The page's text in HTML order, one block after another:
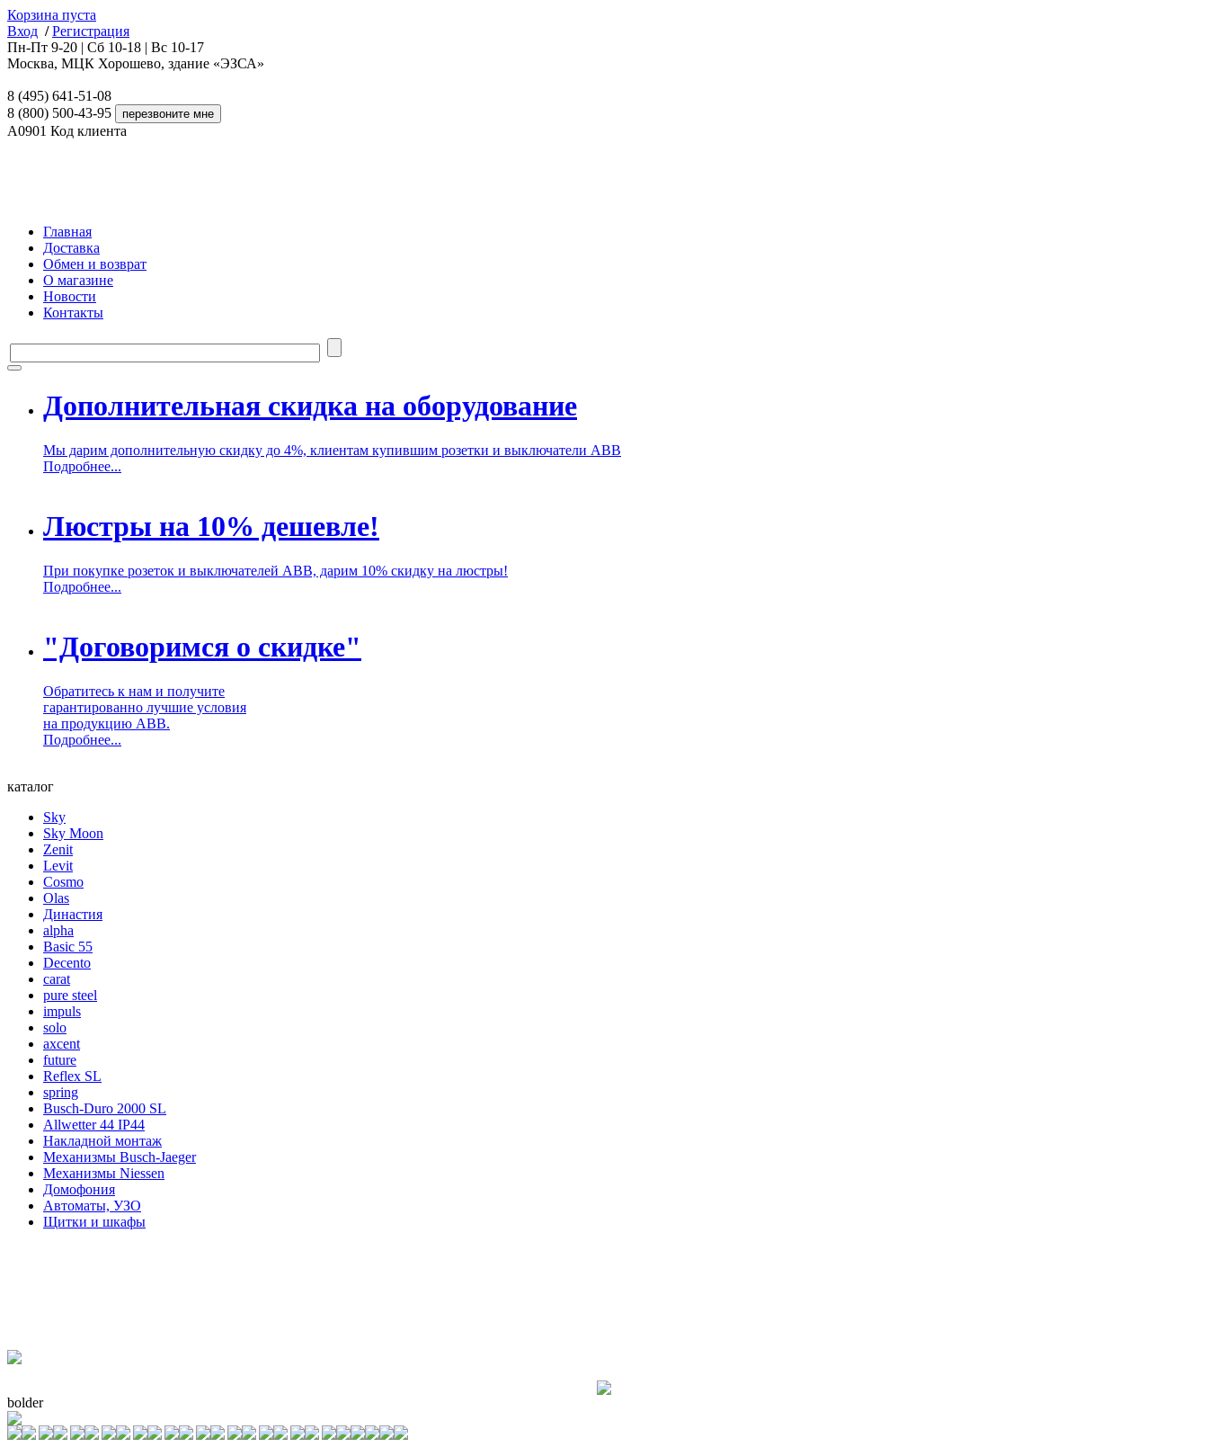
Корзина пуста
Вход / Регистрация
Пн-Пт 9-20 | Сб 10-18 | Вс 10-17
Москва, МЦК Хорошево, здание «ЭЗСА»
8 (495) 641-51-08
8 (800) 500-43-95
A0901 Код клиента
Главная
Доставка
Обмен и возврат
О магазине
Новости
Контакты
Дополнительная скидка на оборудование
Мы дарим дополнительную скидку до 4%, клиентам купившим розетки и выключатели ABB
Подробнее...
Люстры на 10% дешевле!
При покупке розеток и выключателей ABB, дарим 10% скидку на люстры!
Подробнее...
"Договоримся о скидке"
Обратитесь к нам и получите
гарантированно лучшие условия
на продукцию ABB.
Подробнее...
каталог
Sky
Sky Moon
Zenit
Levit
Cosmo
Olas
Династия
alpha
Basic 55
Decento
carat
pure steel
impuls
solo
axcent
future
Reflex SL
spring
Busch-Duro 2000 SL
Allwetter 44 IP44
Накладной монтаж
Механизмы Busch-Jaeger
Механизмы Niessen
Домофония
Автоматы, УЗО
Щитки и шкафы
bolder